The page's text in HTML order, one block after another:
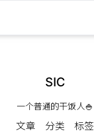
SIC
一个普通的干饭人🍚
文章 分类 标签